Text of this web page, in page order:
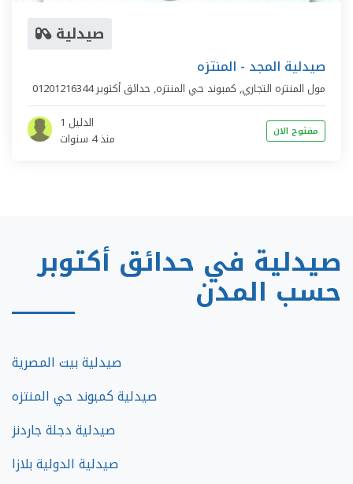
صيدلية
صيدلية المجد - المنتزه
مول المنتزه التجاري, كمبوند حي المنتزه, حدائق أكتوبر01201216344
الدليل 1
منذ 4 سنوات
مفتوح الان
صيدلية في حدائق أكتوبر
حسب المدن
صيدلية بيت المصرية
صيدلية كمبوند حي المنتزه
صيدلية دجلة جاردنز
صيدلية الدولية بلازا